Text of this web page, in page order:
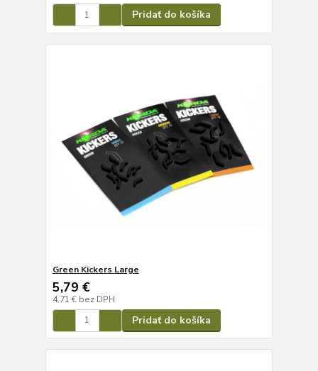
Pridať do košíka
Green Kickers Large
5,79 €
4,71 € bez DPH
Pridať do košíka